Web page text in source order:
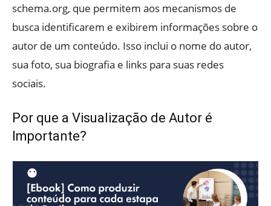
schema.org, que permitem aos mecanismos de
busca identificarem e exibirem informações sobre o
autor de um conteúdo. Isso inclui o nome do autor,
sua foto, sua biografia e links para suas redes
sociais.
Por que a Visualização de Autor é
Importante?